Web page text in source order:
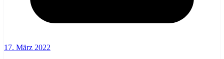
17. März 2022